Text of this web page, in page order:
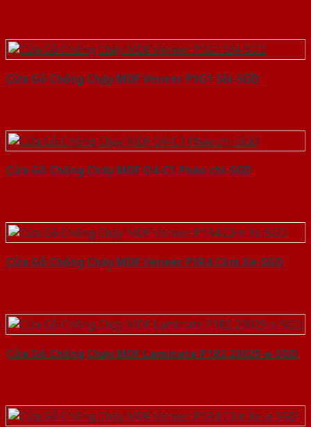
Cửa Gỗ Chống Cháy MDF Veneer P1G1 Sồi-SGD
Cửa Gỗ Chống Cháy MDF O4-C1 Phào chi-SGD
Cửa Gỗ Chống Cháy MDF Veneer P1R4 Căm Xe-SGD
Cửa Gỗ Chống Cháy MDF Laminate P1R2 23029-a-SGD